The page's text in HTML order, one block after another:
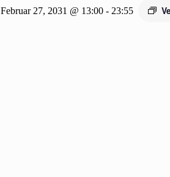
Februar 27, 2031 @ 13:00 - 23:55